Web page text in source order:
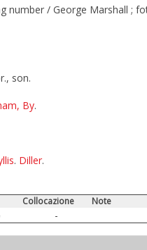
number / George Marshall ;
son.
By.
. Diller.
Collocazione Note
-